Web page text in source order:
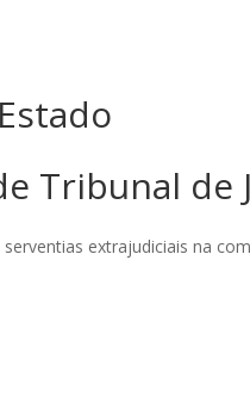
Tribunal de
extrajudiciais na